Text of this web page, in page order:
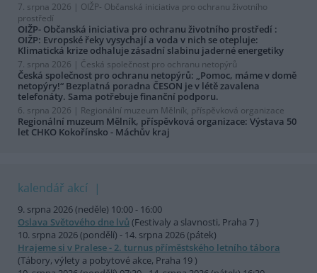
7. srpna 2026 | OIŽP- Občanská iniciativa pro ochranu životního
prostředí
OIŽP- Občanská iniciativa pro ochranu životního prostředí :
OIŽP: Evropské řeky vysychají a voda v nich se otepluje:
Klimatická krize odhaluje zásadní slabinu jaderné energetiky
7. srpna 2026 | Česká společnost pro ochranu netopýrů
Česká společnost pro ochranu netopýrů: „Pomoc, máme v domě
netopýry!“ Bezplatná poradna ČESON je v létě zavalena
telefonáty. Sama potřebuje finanční podporu.
6. srpna 2026 | Regionální muzeum Mělník, příspěvková organizace
Regionální muzeum Mělník, příspěvková organizace: Výstava 50
let CHKO Kokořínsko - Máchův kraj
kalendář akcí
9. srpna 2026 (neděle) 10:00 - 16:00
Oslava Světového dne lvů (Festivaly a slavnosti, Praha 7 )
10. srpna 2026 (pondělí) - 14. srpna 2026 (pátek)
Hrajeme si v Pralese - 2. turnus příměstského letního tábora
(Tábory, výlety a pobytové akce, Praha 19 )